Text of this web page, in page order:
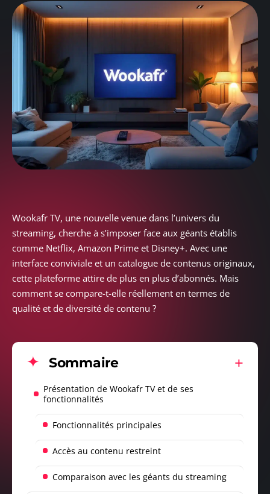
Wookafr TV, une nouvelle venue dans l’univers du
streaming, cherche à s’imposer face aux géants établis
comme Netflix, Amazon Prime et Disney+. Avec une
interface conviviale et un catalogue de contenus originaux,
cette plateforme attire de plus en plus d’abonnés. Mais
comment se compare-t-elle réellement en termes de
qualité et de diversité de contenu ?
Sommaire
Présentation de Wookafr TV et de ses
fonctionnalités
Fonctionnalités principales
Accès au contenu restreint
Comparaison avec les géants du streaming